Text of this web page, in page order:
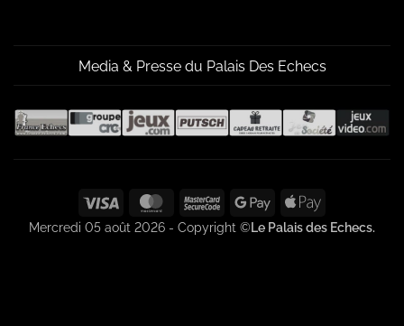
Media & Presse du Palais Des Echecs
Visa MasterCardMasterCard
2
Google
Pay
Apple
Pay
Mercredi 05 août 2026 - Copyright ©Le Palais des Echecs.